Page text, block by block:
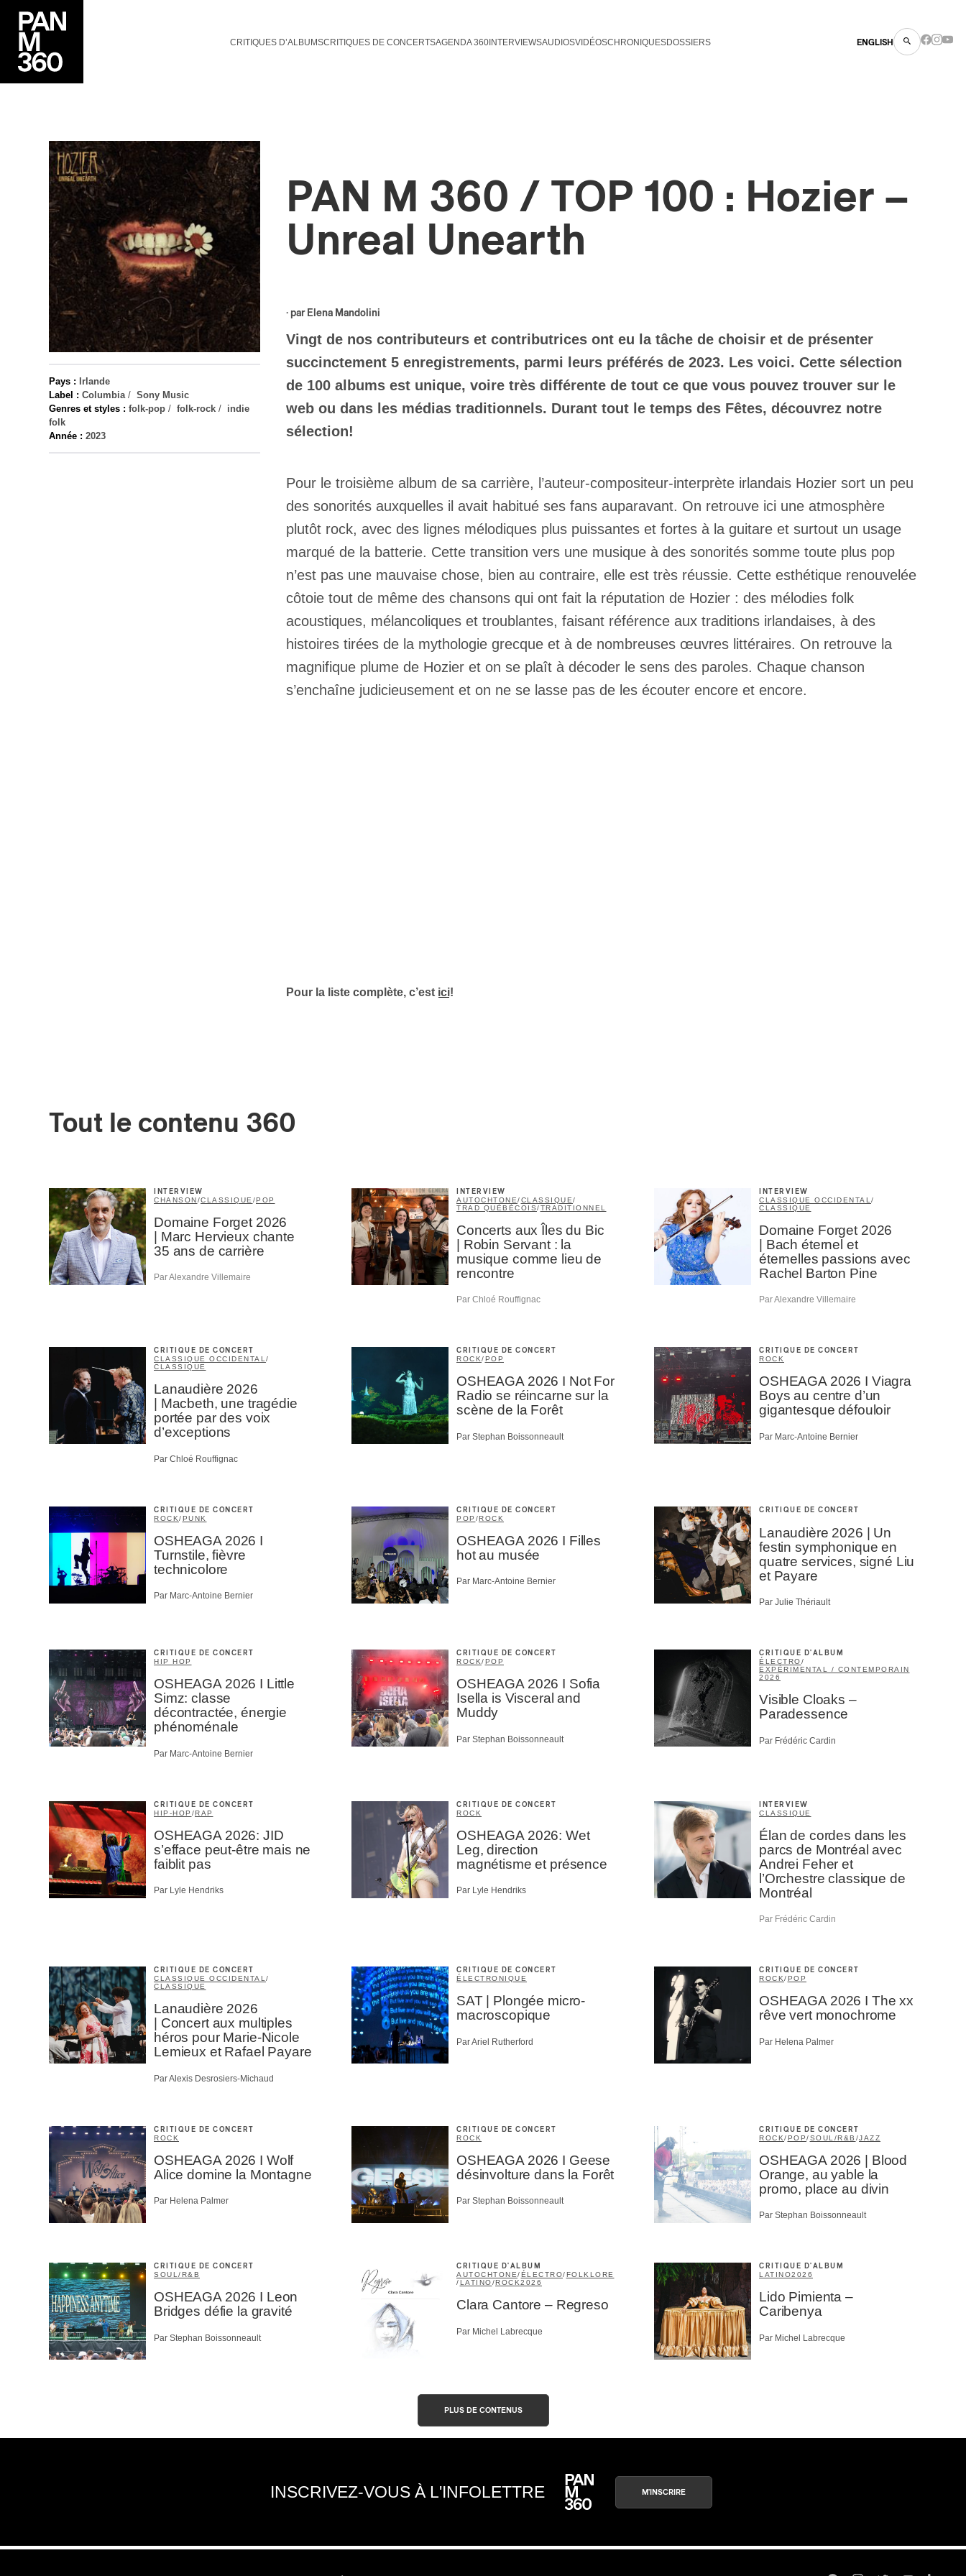
CRITIQUES D’ALBUMSCRITIQUES DE CONCERTSAGENDA 360INTERVIEWSAUDIOSVIDÉOSCHRONIQUESDOSSIERS ENGLISH
Pays :
Irlande
Label : Columbia/ Sony Music
Genres et styles : folk-pop / folk-rock / indie
folk
Année : 2023
PAN M 360 / TOP 100 : Hozier –
Unreal Unearth
· par Elena Mandolini
Vingt de nos contributeurs et contributrices ont eu la tâche de choisir et de présenter
succinctement 5 enregistrements, parmi leurs préférés de 2023. Les voici. Cette sélection
de 100 albums est unique, voire très différente de tout ce que vous pouvez trouver sur le
web ou dans les médias traditionnels. Durant tout le temps des Fêtes, découvrez notre
sélection!
Pour le troisième album de sa carrière, l’auteur-compositeur-interprète irlandais Hozier sort un peu
des sonorités auxquelles il avait habitué ses fans auparavant. On retrouve ici une atmosphère
plutôt rock, avec des lignes mélodiques plus puissantes et fortes à la guitare et surtout un usage
marqué de la batterie. Cette transition vers une musique à des sonorités somme toute plus pop
n’est pas une mauvaise chose, bien au contraire, elle est très réussie. Cette esthétique renouvelée
côtoie tout de même des chansons qui ont fait la réputation de Hozier : des mélodies folk
acoustiques, mélancoliques et troublantes, faisant référence aux traditions irlandaises, à des
histoires tirées de la mythologie grecque et à de nombreuses œuvres littéraires. On retrouve la
magnifique plume de Hozier et on se plaît à décoder le sens des paroles. Chaque chanson
s’enchaîne judicieusement et on ne se lasse pas de les écouter encore et encore.
Pour la liste complète, c’est ici!
Tout le contenu 360
INTERVIEW
CHANSON/CLASSIQUE /POP
Domaine Forget 2026
| Marc Hervieux chante
35 ans de carrière
Par Alexandre Villemaire
INTERVIEW
AUTOCHTONE/CLASSIQUE/
TRAD QUÉBÉCOIS/TRADITIONNEL
Concerts aux Îles du Bic
| Robin Servant : la
musique comme lieu de
rencontre
Par Chloé Rouffignac
INTERVIEW
CLASSIQUE OCCIDENTAL /
CLASSIQUE
Domaine Forget 2026
| Bach éternel et
éternelles passions avec
Rachel Barton Pine
Par Alexandre Villemaire
CRITIQUE DE CONCERT
CLASSIQUE OCCIDENTAL/
CLASSIQUE
Lanaudière 2026
| Macbeth, une tragédie
portée par des voix
d’exceptions
Par Chloé Rouffignac
CRITIQUE DE CONCERT
ROCK/ POP
OSHEAGA 2026 I Not For
Radio se réincarne sur la
scène de la Forêt
Par Stephan Boissonneault
CRITIQUE DE CONCERT
ROCK
OSHEAGA 2026 I Viagra
Boys au centre d’un
gigantesque défouloir
Par Marc-Antoine Bernier
CRITIQUE DE CONCERT
ROCK/PUNK
OSHEAGA 2026 I
Turnstile, fièvre
technicolore
Par Marc-Antoine Bernier
CRITIQUE DE CONCERT
POP /ROCK
OSHEAGA 2026 I Filles
hot au musée
Par Marc-Antoine Bernier
CRITIQUE DE CONCERT
Lanaudière 2026 | Un
festin symphonique en
quatre services, signé Liu
et Payare
Par Julie Thériault
CRITIQUE DE CONCERT
HIP HOP
OSHEAGA 2026 I Little
Simz: classe
décontractée, énergie
phénoménale
Par Marc-Antoine Bernier
CRITIQUE DE CONCERT
ROCK/POP
OSHEAGA 2026 I Sofia
Isella is Visceral and
Muddy
Par Stephan Boissonneault
CRITIQUE D'ALBUM
ÉLECTRO/
EXPÉRIMENTAL / CONTEMPORAIN
2026
Visible Cloaks –
Paradessence
Par Frédéric Cardin
CRITIQUE DE CONCERT
HIP-HOP /RAP
OSHEAGA 2026: JID
s’efface peut-être mais ne
faiblit pas
Par Lyle Hendriks
CRITIQUE DE CONCERT
ROCK
OSHEAGA 2026: Wet
Leg, direction
magnétisme et présence
Par Lyle Hendriks
INTERVIEW
CLASSIQUE
Élan de cordes dans les
parcs de Montréal avec
Andrei Feher et
l’Orchestre classique de
Montréal
Par Frédéric Cardin
CRITIQUE DE CONCERT
CLASSIQUE OCCIDENTAL /
CLASSIQUE
Lanaudière 2026
| Concert aux multiples
héros pour Marie-Nicole
Lemieux et Rafael Payare
Par Alexis Desrosiers-Michaud
CRITIQUE DE CONCERT
ÉLECTRONIQUE
SAT | Plongée micro-
macroscopique
Par Ariel Rutherford
CRITIQUE DE CONCERT
ROCK/POP
OSHEAGA 2026 I The xx
rêve vert monochrome
Par Helena Palmer
CRITIQUE DE CONCERT
ROCK
OSHEAGA 2026 I Wolf
Alice domine la Montagne
Par Helena Palmer
CRITIQUE DE CONCERT
ROCK
OSHEAGA 2026 I Geese
désinvolture dans la Forêt
Par Stephan Boissonneault
CRITIQUE DE CONCERT
ROCK/POP/SOUL/R&B /JAZZ
OSHEAGA 2026 | Blood
Orange, au yable la
promo, place au divin
Par Stephan Boissonneault
CRITIQUE DE CONCERT
SOUL/R&B
OSHEAGA 2026 I Leon
Bridges défie la gravité
Par Stephan Boissonneault
CRITIQUE D'ALBUM
AUTOCHTONE/ÉLECTRO/FOLKLORE
/LATINO/ROCK2026
Clara Cantore – Regreso
Par Michel Labrecque
CRITIQUE D'ALBUM
LATINO2026
Lido Pimienta –
Caribenya
Par Michel Labrecque
PLUS DE CONTENUS
INSCRIVEZ-VOUS À L'INFOLETTRE M'INSCRIRE
Prénom
CAPTCHA